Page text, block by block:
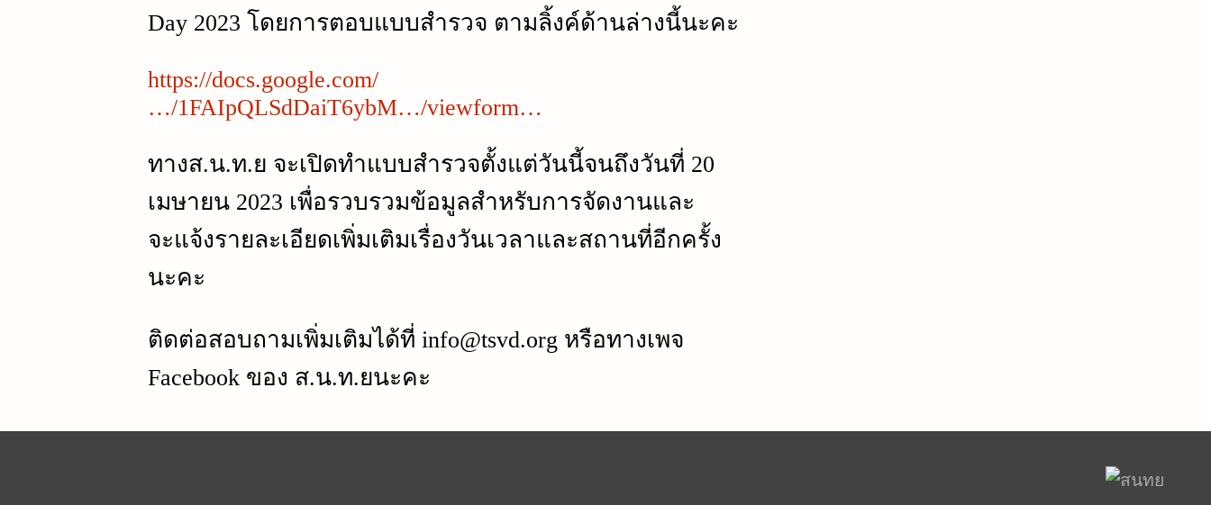
Day 2023 โดยการตอบแบบสำรวจ ตามลิ้งค์ด้านล่างนี้นะคะ
https://docs.google.com/
…/1FAIpQLSdDaiT6ybM…/viewform…
ทางส.น.ท.ย จะเปิดทำแบบสำรวจตั้งแต่วันนี้จนถึงวันที่ 20
เมษายน 2023 เพื่อรวบรวมข้อมูลสำหรับการจัดงานและ
จะแจ้งรายละเอียดเพิ่มเติมเรื่องวันเวลาและสถานที่อีกครั้ง
นะคะ
ติดต่อสอบถามเพิ่มเติมได้ที่ info@tsvd.org หรือทางเพจ
Facebook ของ ส.น.ท.ยนะคะ